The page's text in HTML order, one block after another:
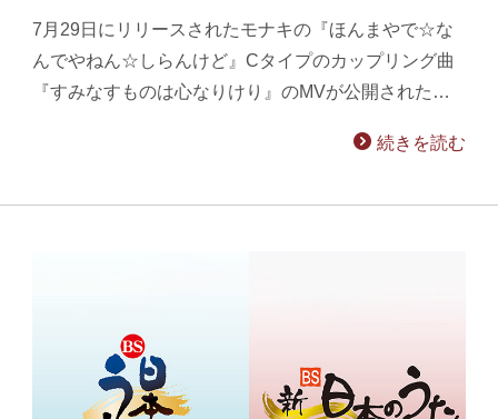
7月29日にリリースされたモナキの『ほんまやで☆な
んでやねん☆しらんけど』Cタイプのカップリング曲
『すみなすものは心なりけり』のMVが公開された…
続きを読む